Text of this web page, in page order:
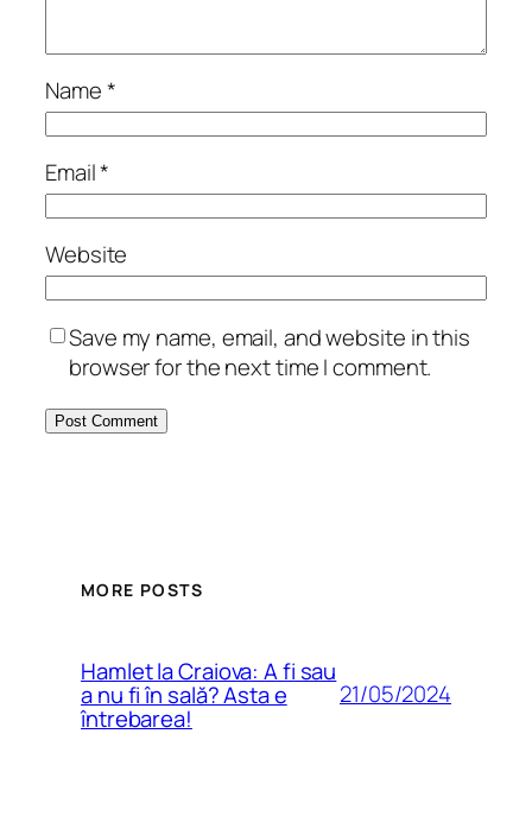
Name*
Email*
Website
Save my name, email, and website in this
browser for the next time I comment.
MORE POSTS
Hamlet la Craiova: A fi sau
a nu fi în sală? Asta e
întrebarea!
21/05/2024